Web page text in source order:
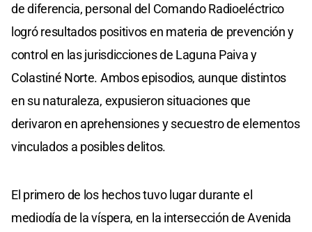
de diferencia, personal del Comando Radioeléctrico
logró resultados positivos en materia de prevención y
control en las jurisdicciones de Laguna Paiva y
Colastiné Norte. Ambos episodios, aunque distintos
en su naturaleza, expusieron situaciones que
derivaron en aprehensiones y secuestro de elementos
vinculados a posibles delitos.
El primero de los hechos tuvo lugar durante el
mediodía de la víspera, en la intersección de Avenida